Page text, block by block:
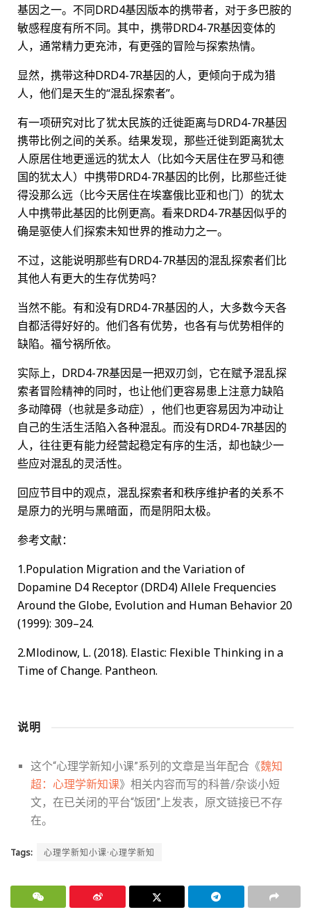
基因之一。不同DRD4基因版本的携带者，对于多巴胺的
敏感程度有所不同。其中，携带DRD4-7R基因变体的
人，通常精力更充沛，有更强的冒险与探索热情。
显然，携带这种DRD4-7R基因的人，更倾向于成为猎
人，他们是天生的“混乱探索者”。
有一项研究对比了犹太民族的迁徙距离与DRD4-7R基因
携带比例之间的关系。结果发现，那些迁徙到距离犹太
人原居住地更遥远的犹太人（比如今天居住在罗马和德
国的犹太人）中携带DRD4-7R基因的比例，比那些迁徙
得没那么远（比今天居住在埃塞俄比亚和也门）的犹太
人中携带此基因的比例更高。看来DRD4-7R基因似乎的
确是驱使人们探索未知世界的推动力之一。
不过，这能说明那些有DRD4-7R基因的混乱探索者们比
其他人有更大的生存优势吗？
当然不能。有和没有DRD4-7R基因的人，大多数今天各
自都活得好好的。他们各有优势，也各有与优势相伴的
缺陷。福兮祸所依。
实际上，DRD4-7R基因是一把双刃剑，它在赋予混乱探
索者冒险精神的同时，也让他们更容易患上注意力缺陷
多动障碍（也就是多动症），他们也更容易因为冲动让
自己的生活生活陷入各种混乱。而没有DRD4-7R基因的
人，往往更有能力经营起稳定有序的生活，却也缺少一
些应对混乱的灵活性。
回应节目中的观点，混乱探索者和秩序维护者的关系不
是原力的光明与黑暗面，而是阴阳太极。
参考文献：
1.Population Migration and the Variation of
Dopamine D4 Receptor (DRD4) Allele Frequencies
Around the Globe, Evolution and Human Behavior 20
(1999): 309–24.
2.Mlodinow, L. (2018). Elastic: Flexible Thinking in a
Time of Change. Pantheon.
说明
这个“心理学新知小课”系列的文章是当年配合《魏知
超：心理学新知课》相关内容而写的科普/杂谈小短
文，在已关闭的平台“饭团”上发表，原文链接已不存
在。
Tags: 心理学新知小课·心理学新知